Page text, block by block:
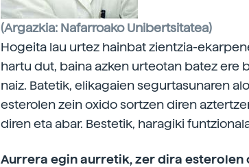
(Argazkia: Nafarroako Unibertsitatea)
Hogeita lau urtez hainbat zientzia-
hartu dut, baina azken urteotan batez ere
naiz. Batetik, elikagaien segurtasunaren
esterolen zein oxido sortzen diren
diren eta abar. Bestetik, haragiki
Aurrera egin aurretik, zer dira esterolen